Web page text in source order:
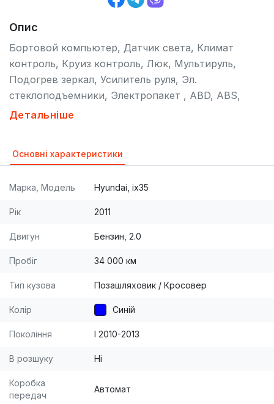
Опис
Бортовой компьютер, Датчик света, Климат
контроль, Круиз контроль, Люк, Мультируль,
Подогрев зеркал, Усилитель руля, Эл.
стеклоподъемники, Электропакет , ABD, ABS,
ESP, Иммобилайзер, Подушка безопасности,
Газовая установка (ГБО) , Гаражное хранение, Не
[br]Идеальное техническое состояние.
Оригинальный пробег. ГБО-4 поколения.
кузову нет никаких подкрасов , сколов, царапин.
Панорамная крыша. Состояние нового авто.
Детальніше
Основні характеристики
Марка, Модель Hyundai, ix35
Рік 2011
Двигун Бензин, 2.0
Пробіг 34 000 км
Тип кузова Позашляховик / Кросовер
Колір Синій
Покоління I 2010-2013
В розшуку Ні
Коробка
передач
Автомат